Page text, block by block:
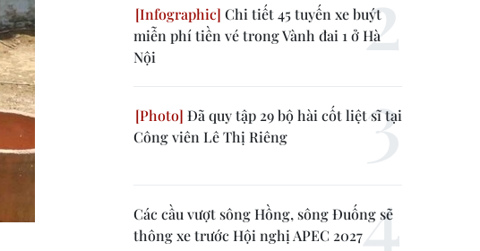
Chi tiết 45 tuyến xe buýt
miễn phí tiền vé trong Vành đai 1 ở Hà
Nội
Đã quy tập 29 bộ hài cốt liệt sĩ tại
Công viên Lê Thị Riêng
Các cầu vượt sông Hồng, sông Đuống sẽ
thông xe trước Hội nghị APEC 2027